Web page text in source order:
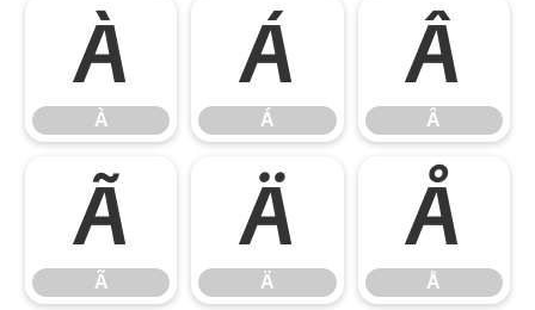
À
À
Á
Á
Â
Â
Ã
Ã
Ä
Ä
Å
Å